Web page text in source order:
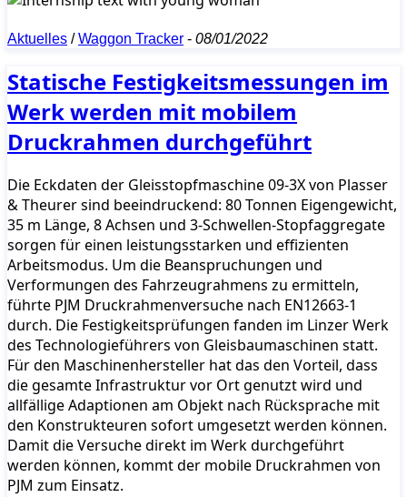
Aktuelles /Waggon Tracker - 08/01/2022
Statische Festigkeitsmessungen im
Werk werden mit mobilem
Druckrahmen durchgeführt
Die Eckdaten der Gleisstopfmaschine 09-3X von Plasser
& Theurer sind beeindruckend: 80 Tonnen Eigengewicht,
35 m Länge, 8 Achsen und 3-Schwellen-Stopfaggregate
sorgen für einen leistungsstarken und effizienten
Arbeitsmodus. Um die Beanspruchungen und
Verformungen des Fahrzeugrahmens zu ermitteln,
führte PJM Druckrahmenversuche nach EN12663-1
durch. Die Festigkeitsprüfungen fanden im Linzer Werk
des Technologieführers von Gleisbaumaschinen statt.
Für den Maschinenhersteller hat das den Vorteil, dass
die gesamte Infrastruktur vor Ort genutzt wird und
allfällige Adaptionen am Objekt nach Rücksprache mit
den Konstrukteuren sofort umgesetzt werden können.
Damit die Versuche direkt im Werk durchgeführt
werden können, kommt der mobile Druckrahmen von
PJM zum Einsatz.